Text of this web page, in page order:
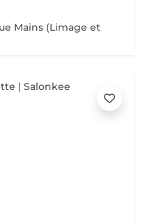
Mains (Limage et